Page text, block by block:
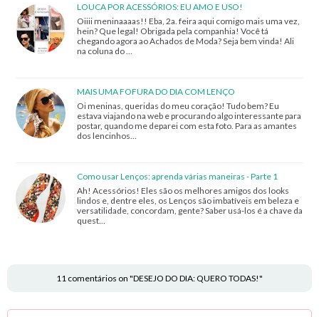
LOUCA POR ACESSÓRIOS: EU AMO E USO!
Oiiii meninaaaas!! Eba, 2a. feira aqui comigo mais uma vez,
hein? Que legal! Obrigada pela companhia! Você tá
chegando agora ao Achados de Moda? Seja bem vinda! Ali
na coluna do …
MAIS UMA FOFURA DO DIA COM LENÇO
Oi meninas, queridas do meu coração! Tudo bem? Eu
estava viajando na web e procurando algo interessante para
postar, quando me deparei com esta foto. Para as amantes
dos lencinhos…
Como usar Lenços: aprenda várias maneiras - Parte 1
Ah! Acessórios! Eles são os melhores amigos dos looks
lindos e, dentre eles, os Lenços são imbatíveis em beleza e
versatilidade, concordam, gente? Saber usá-los é a chave da
quest…
11 comentários on "DESEJO DO DIA: QUERO TODAS!"